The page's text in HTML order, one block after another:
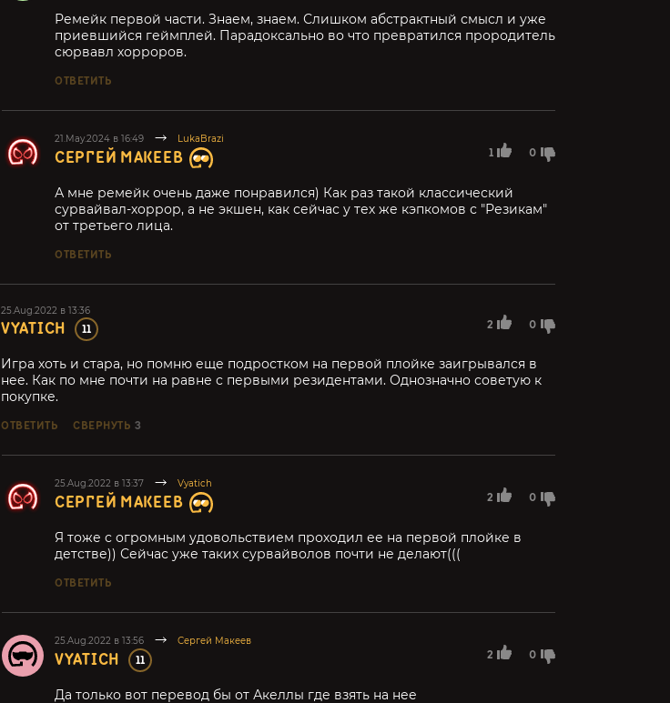
Ремейк первой части. Знаем, знаем. Слишком абстрактный смысл и уже
приевшийся геймплей. Парадоксально во что превратился прородитель
сюрвавл хорроров.
ОТВЕТИТЬ
21.May.2024 в 16:49 LukaBrazi
СЕРГЕЙ МАКЕЕВ 1 0
А мне ремейк очень даже понравился) Как раз такой классический
сурвайвал-хоррор, а не экшен, как сейчас у тех же кэпкомов с "Резикам"
от третьего лица.
ОТВЕТИТЬ
25.Aug.2022 в 13:36
VYATICH 11 2 0
Игра хоть и стара, но помню еще подростком на первой плойке заигрывался в
нее. Как по мне почти на равне с первыми резидентами. Однозначно советую к
покупке.
ОТВЕТИТЬ СВЕРНУТЬ 3
25.Aug.2022 в 13:37 Vyatich
СЕРГЕЙ МАКЕЕВ 2 0
Я тоже с огромным удовольствием проходил ее на первой плойке в
детстве)) Сейчас уже таких сурвайволов почти не делают(((
ОТВЕТИТЬ
25.Aug.2022 в 13:56 Сергей Макеев
VYATICH 11 2 0
Да только вот перевод бы от Акеллы где взять на нее